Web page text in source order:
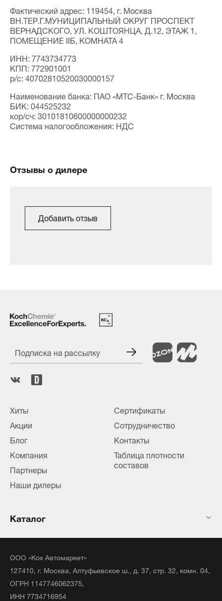
Фактический адрес: 119454, г. Москва
ВН.ТЕР.Г.МУНИЦИПАЛЬНЫЙ ОКРУГ ПРОСПЕКТ
ВЕРНАДСКОГО, УЛ. КОШТОЯНЦА, Д.12, ЭТАЖ 1,
ПОМЕЩЕНИЕ IIБ, КОМНАТА 4
ИНН: 7743734773
КПП: 772901001
p/c: 40702810520030000157
Наименование банка: ПАО «МТС-Банк» г. Москва
БИК: 044525232
кор/сч: 30101810600000000232
Система налогообложения: НДС
Отзывы о дилере
Добавить отзыв
Подписка на рассылку
Хиты
Акции
Блог
Компания
Партнеры
Наши дилеры
Сертификаты
Сотрудничество
Контакты
Таблица плотности
составов
Каталог
ООО «Кох Автомаркет»
127410, г. Москва, Алтуфьевское ш., д. 37, стр. 32, комн. 04,
ОГРН 1147746062375,
ИНН 7734716954